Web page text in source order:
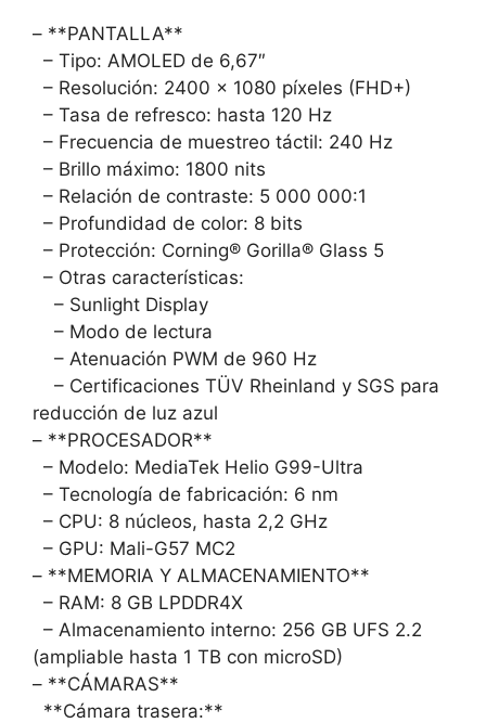
– **PANTALLA**
– Tipo: AMOLED de 6,67″
– Resolución: 2400 x 1080 píxeles (FHD+)
– Tasa de refresco: hasta 120 Hz
– Frecuencia de muestreo táctil: 240 Hz
– Brillo máximo: 1800 nits
– Relación de contraste: 5 000 000:1
– Profundidad de color: 8 bits
– Protección: Corning® Gorilla® Glass 5
– Otras características:
– Sunlight Display
– Modo de lectura
– Atenuación PWM de 960 Hz
– Certificaciones TÜV Rheinland y SGS para
reducción de luz azul
– **PROCESADOR**
– Modelo: MediaTek Helio G99-Ultra
– Tecnología de fabricación: 6 nm
– CPU: 8 núcleos, hasta 2,2 GHz
– GPU: Mali-G57 MC2
– **MEMORIA Y ALMACENAMIENTO**
– RAM: 8 GB LPDDR4X
– Almacenamiento interno: 256 GB UFS 2.2
(ampliable hasta 1 TB con microSD)
– **CÁMARAS**
**Cámara trasera:**